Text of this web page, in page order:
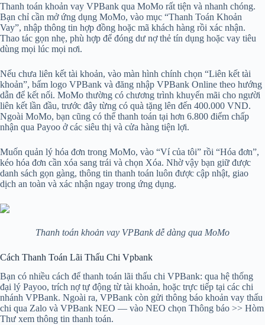
Thanh toán khoản vay VPBank qua MoMo rất tiện và nhanh chóng.
Bạn chỉ cần mở ứng dụng MoMo, vào mục “Thanh Toán Khoản
Vay”, nhập thông tin hợp đồng hoặc mã khách hàng rồi xác nhận.
Thao tác gọn nhẹ, phù hợp để đóng dư nợ thẻ tín dụng hoặc vay tiêu
dùng mọi lúc mọi nơi.
Nếu chưa liên kết tài khoản, vào màn hình chính chọn “Liên kết tài
khoản”, bấm logo VPBank và đăng nhập VPBank Online theo hướng
dẫn để kết nối. MoMo thường có chương trình khuyến mãi cho người
liên kết lần đầu, trước đây từng có quà tặng lên đến 400.000 VND.
Ngoài MoMo, bạn cũng có thể thanh toán tại hơn 6.800 điểm chấp
nhận qua Payoo ở các siêu thị và cửa hàng tiện lợi.
Muốn quản lý hóa đơn trong MoMo, vào “Ví của tôi” rồi “Hóa đơn”,
kéo hóa đơn cần xóa sang trái và chọn Xóa. Nhờ vậy bạn giữ được
danh sách gọn gàng, thông tin thanh toán luôn được cập nhật, giao
dịch an toàn và xác nhận ngay trong ứng dụng.
Thanh toán khoản vay VPBank dễ dàng qua MoMo
Cách Thanh Toán Lãi Thấu Chi Vpbank
Bạn có nhiều cách để thanh toán lãi thấu chi VPBank: qua hệ thống
đại lý Payoo, trích nợ tự động từ tài khoản, hoặc trực tiếp tại các chi
nhánh VPBank. Ngoài ra, VPBank còn gửi thông báo khoản vay thấu
chi qua Zalo và VPBank NEO — vào NEO chọn Thông báo >> Hòm
Thư xem thông tin thanh toán.